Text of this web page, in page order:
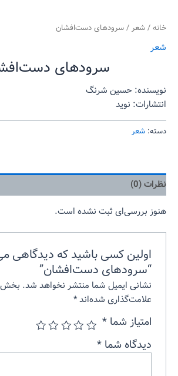
خانه/شعر / سرودهای دست‌افشان
شعر
سرودهای
نویسنده: حسین شرنگ
انتشارات: نوید
دسته: شعر
نظرات (0)
هنوز بررسی‌ای ثبت نشده است.
اولین کسی باشید که دیدگاهی
“سرودهای دست‌افشان”
نشانی ایمیل شما منتشر نخواهد شد.
علامت‌گذاری شده‌اند*
امتیاز شما*
دیدگاه شما*